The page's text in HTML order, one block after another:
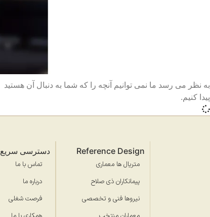
به نظر می رسد ما نمی توانیم آنچه را که شما به دنبال آن هستید
پیدا کنیم.
Reference Design
متریال ها معماری
پیمانکاران ذی صلاح
نیروها فنی و تخصصی
دسترسی سریع
تماس با ما
درباره ما
فرصت شغلی